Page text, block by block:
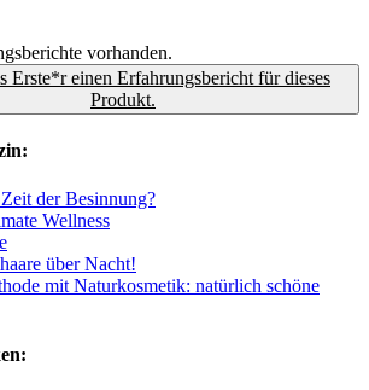
vorhanden.
Erste*r einen Erfahrungsbericht für dieses
Produkt.
der Besinnung?
Wellness
über Nacht!
mit Naturkosmetik: natürlich schöne